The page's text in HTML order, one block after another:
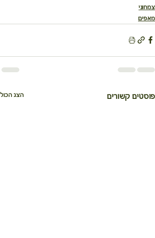
צמחוני
מאפים
פוסטים קשורים הצג הכול